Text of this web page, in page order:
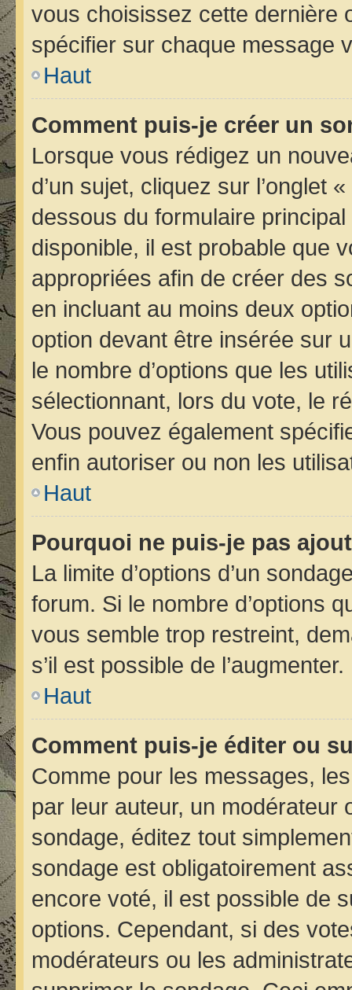
vous choisissez cette dernière
spécifier sur chaque message
Haut
Comment puis-je créer un
Lorsque vous rédigez un
d’un sujet, cliquez sur l’onglet
dessous du formulaire
disponible, il est probable que
appropriées afin de créer des
en incluant au moins deux
option devant être insérée sur
le nombre d’options que les
sélectionnant, lors du vote, le
Vous pouvez également
enfin autoriser ou non les
Haut
Pourquoi ne puis-je pas
La limite d’options d’un
forum. Si le nombre d’options
vous semble trop restreint,
s’il est possible de l’augmenter.
Haut
Comment puis-je éditer ou
Comme pour les messages,
par leur auteur, un modérateur
sondage, éditez tout
sondage est obligatoirement
encore voté, il est possible de
options. Cependant, si des
modérateurs ou les